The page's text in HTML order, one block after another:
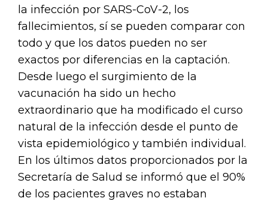
la infección por SARS-CoV-2, los
fallecimientos, sí se pueden comparar con
todo y que los datos pueden no ser
exactos por diferencias en la captación.
Desde luego el surgimiento de la
vacunación ha sido un hecho
extraordinario que ha modificado el curso
natural de la infección desde el punto de
vista epidemiológico y también individual.
En los últimos datos proporcionados por la
Secretaría de Salud se informó que el 90%
de los pacientes graves no estaban